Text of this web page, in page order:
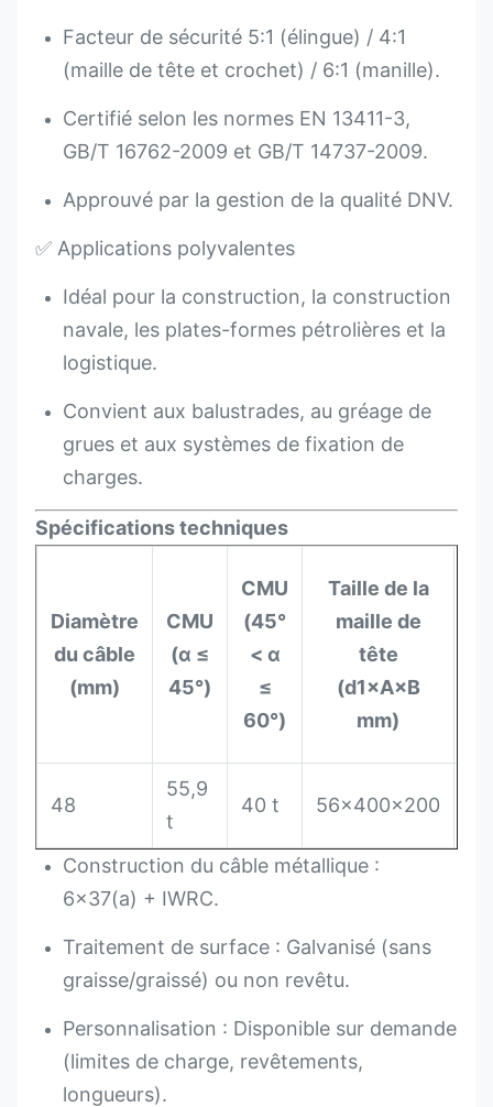
Facteur de sécurité 5:1 (élingue) / 4:1
(maille de tête et crochet) / 6:1 (manille).
Certifié selon les normes EN 13411-3,
GB/T 16762-2009 et GB/T 14737-2009.
Approuvé par la gestion de la qualité DNV.
✅ Applications polyvalentes
Idéal pour la construction, la construction
navale, les plates-formes pétrolières et la
logistique.
Convient aux balustrades, au gréage de
grues et aux systèmes de fixation de
charges.
Spécifications techniques
Diamètre
du câble
(mm)
CMU
(α ≤
45°)
CMU
(45°
< α
≤
60°)
Taille de la
maille de
tête
(d1×A×B
mm)
48
55,9
t
40 t 56×400×200
Construction du câble métallique :
6x37(a) + IWRC.
Traitement de surface : Galvanisé (sans
graisse/graissé) ou non revêtu.
Personnalisation : Disponible sur demande
(limites de charge, revêtements,
longueurs).